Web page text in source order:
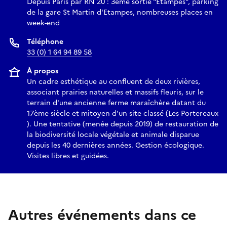
invasive. Réintroduction par plantation ou semis de
certaines espèces régionales. Création de gîtes, abris et sites
de reproduction pour les insectes pollinisateurs et
décomposeurs.
4- Les modifications climatiques ne pouvant être maîtrisées,
on tente d’y adapter le site en respectant (et surveillant) les
espèces nouvelles arrivées naturellement et peut-être
initiatrices d’une évolution naturelles de la composition
spécifique locale. Limitation des pertes d'eau et des
arrosages dans les massifs fleuris cultivés par installation de
mulch biodégradable.
Résultats depuis le début de la tentative de restauration
Depuis 2019, en se limitant aux organismes facilement
observables, on a pu dénombrer :
- 230 espèces de plantes à fleurs sauvages (dont 6
une centaine de variétés cultivées (43 d rosiers).
- 154 espèces d’insectes (dont 26 de papillons) parmi
de la gare St Martin d'Etampes, nombreuses places en
week-end
Téléphone
33 (0) 1 64 94 89 58
À propos
Un cadre esthétique au confluent de deux rivières,
associant prairies naturelles et massifs fleuris, sur le
terrain d'une ancienne ferme maraîchère datant du
17ème siècle et mitoyen d'un site classé (Les Portereaux
). Une tentative (menée depuis 2019) de restauration de
la biodiversité locale végétale et animale disparue
depuis les 40 dernières années. Gestion écologique.
Visites libres et guidées.
Autres événements dans ce